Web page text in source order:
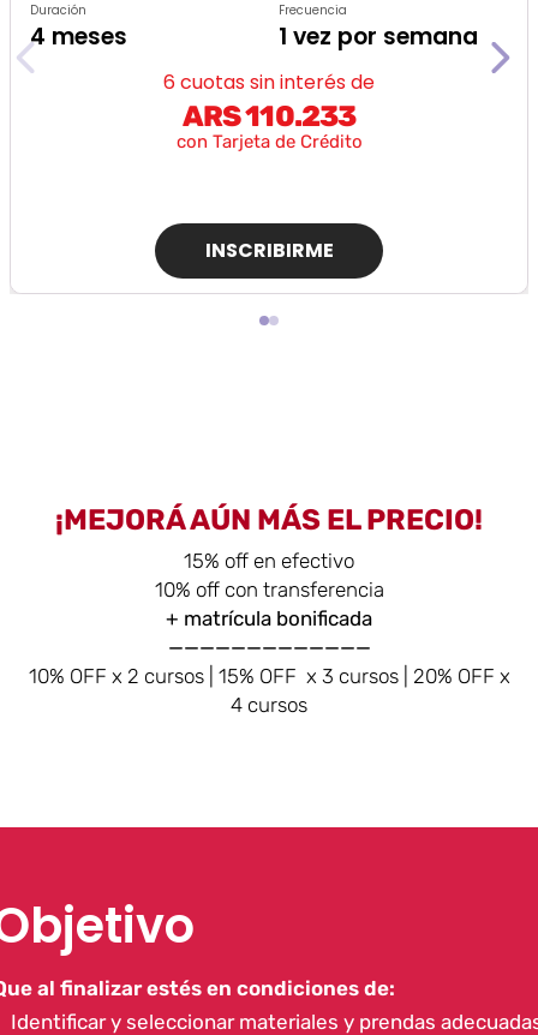
Duración
4 meses
Frecuencia
1 vez por semana
6 cuotas sin interés de
ARS 110.233
con Tarjeta de Crédito
INSCRIBIRME
¡MEJORÁ AÚN MÁS EL PRECIO!
15% off en efectivo
10% off con transferencia
+ matrícula bonificada
—————————————
10% OFF x 2 cursos | 15% OFF x 3 cursos | 20% OFF x
4 cursos
al finalizar estés en condiciones de:
Identificar y seleccionar materiales y prendas